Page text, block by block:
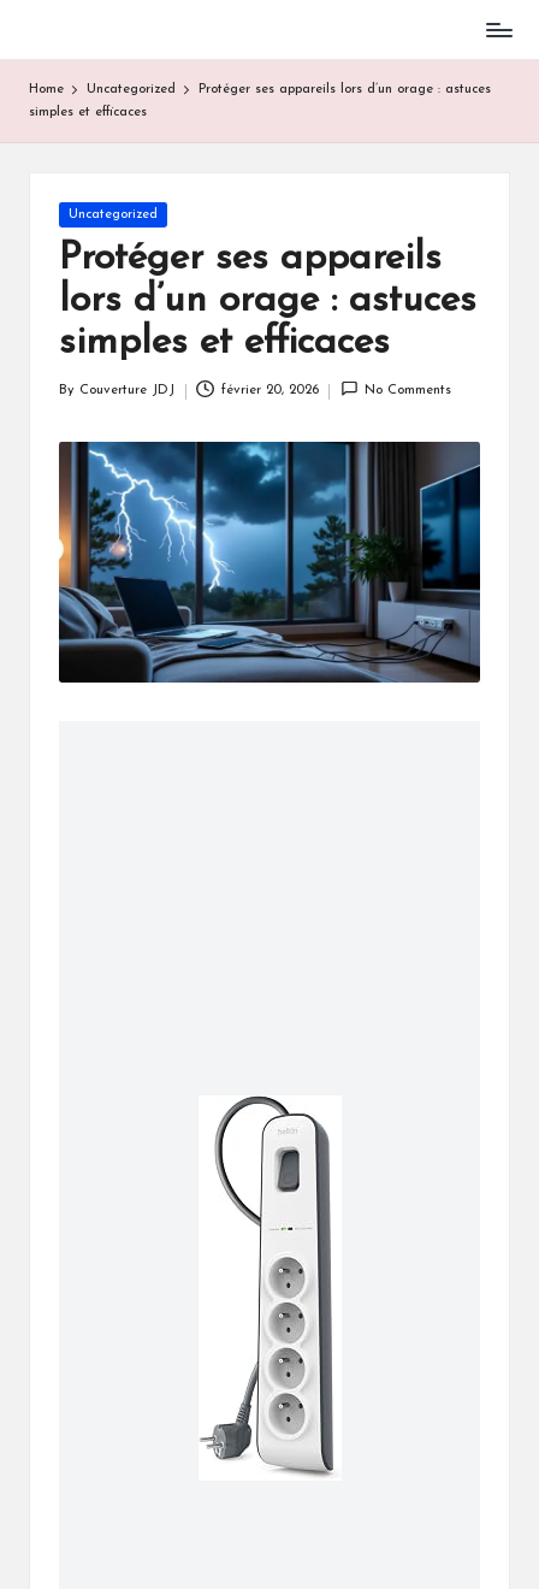
content
Home Uncategorized
Protéger ses appareils lors d’un orage : astuces
simples et efficaces
Posted
in
Uncategorized
Protéger ses appareils
lors d’un orage : astuces
simples et efficaces
By Couverture JDJ février 20, 2026 No Comments